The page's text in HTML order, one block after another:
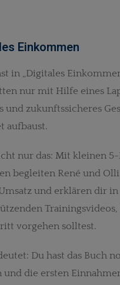
Einkommen
in „Digitales
nur mit Hilfe eines
und zukunftssicheres
aufbaust.
nur das: Mit kleinen
begleiten René und
und erklären dir in
vorgehen solltest.
Du hast das Buch
und die ersten